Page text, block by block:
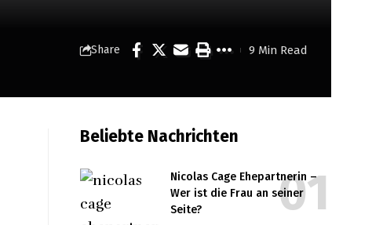
Share 9 Min Read
Beliebte Nachrichten
Nicolas Cage Ehepartnerin –
Wer ist die Frau an seiner
Seite?